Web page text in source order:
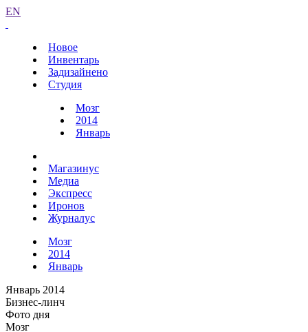
EN
Новое
Инвентарь
Задизайнено
Студия
Мозг
2014
Январь
Магазинус
Медиа
Экспресс
Иронов
Журналус
Мозг
2014
Январь
Январь 2014
Бизнес-линч
Фото дня
Мозг